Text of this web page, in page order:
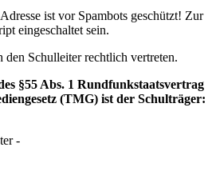
ist vor Spambots geschützt! Zur
eingeschaltet sein.
Schulleiter rechtlich vertreten.
§55 Abs. 1 Rundfunkstaatsvertrag
(TMG) ist der Schulträger:
-